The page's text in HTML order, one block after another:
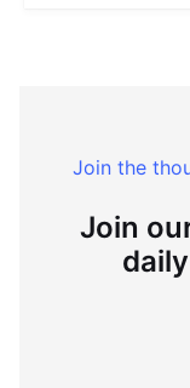
Join the
Join